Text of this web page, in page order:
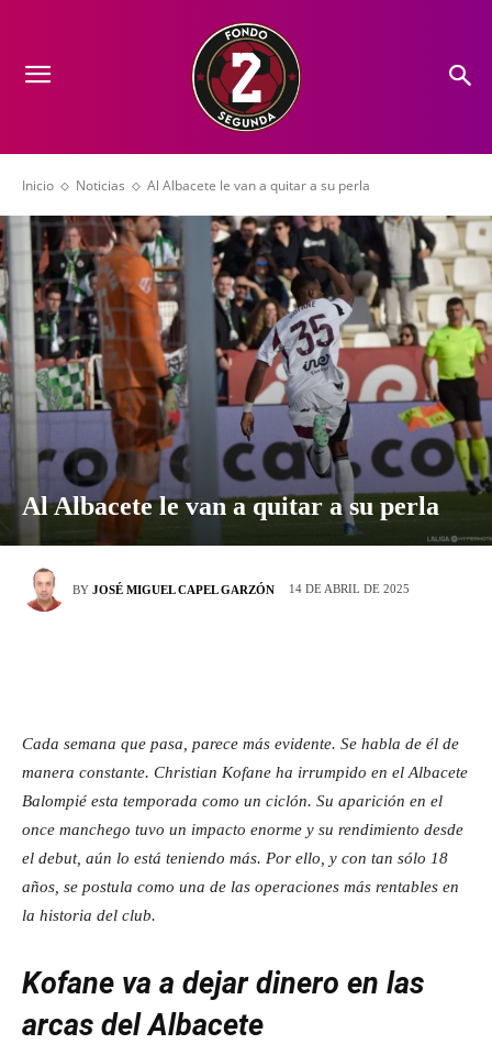
Inicio Noticias Al Albacete le van a quitar a su perla
Al Albacete le van a quitar a su perla
BY JOSÉ MIGUEL CAPEL GARZÓN 14 DE ABRIL DE 2025
Cada semana que pasa, parece más evidente. Se habla de él de
manera constante. Christian Kofane ha irrumpido en el Albacete
Balompié esta temporada como un ciclón. Su aparición en el
once manchego tuvo un impacto enorme y su rendimiento desde
el debut, aún lo está teniendo más. Por ello, y con tan sólo 18
años, se postula como una de las operaciones más rentables en
la historia del club.
Kofane va a dejar dinero en las
arcas del Albacete